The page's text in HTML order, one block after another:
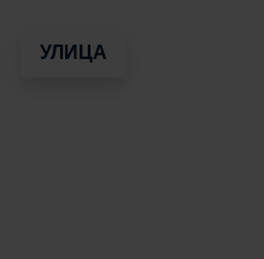
УЛИЦА